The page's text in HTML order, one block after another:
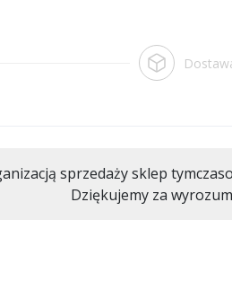
sprzedaży sklep
Dziękujemy za